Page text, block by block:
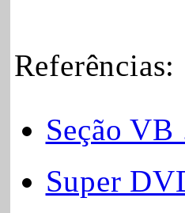
Referências:
Seção
Super